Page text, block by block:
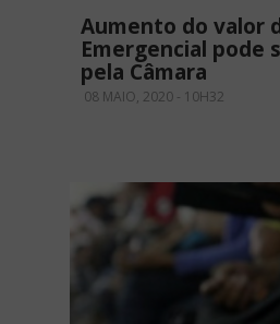
Aumento do valor
Emergencial pode
pela Câmara
08 MAIO, 2020 - 10H32